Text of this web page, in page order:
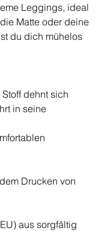
Leggings, ideal
Matte oder deine
du dich mühelos
dehnt sich
in seine
Drucken von
aus sorgfältig